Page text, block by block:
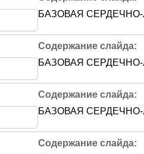
БАЗОВАЯ
БАЗОВАЯ
БАЗОВАЯ